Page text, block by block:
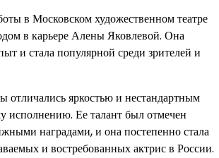
в Московском художественном театре
в карьере Алены Яковлевой. Она
и стала популярной среди зрителей и
отличались яркостью и нестандартным
исполнению. Ее талант был отмечен
наградами, и она постепенно стала
и востребованных актрис в России.